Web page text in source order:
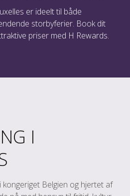
er ideelt til både
storbyferier. Book dit
priser med H Rewards.
I
Belgien og hjertet af